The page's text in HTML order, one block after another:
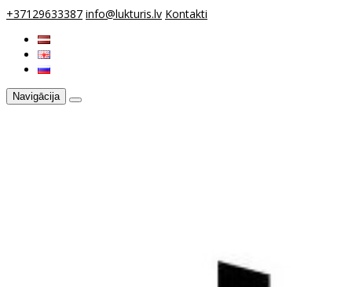
+37129633387 info@lukturis.lv Kontakti
Navigācija